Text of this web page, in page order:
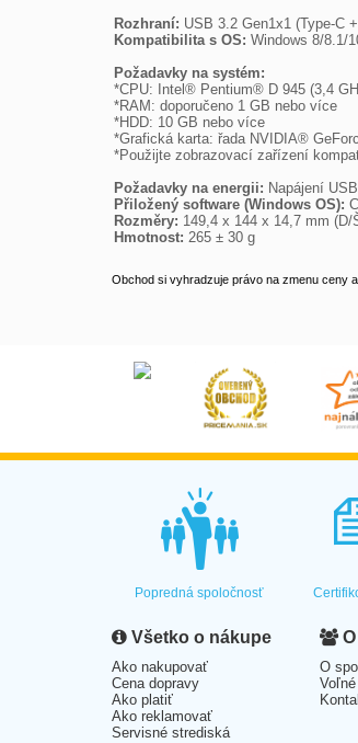
Rozhraní:
Kompatibilita s OS: Windows 8/8.1/
Požadavky na systém:
*CPU: Intel® Pentium® D 945 (3,4
*RAM: doporučeno 1 GB nebo více
*HDD: 10 GB nebo více
*Grafická karta: řada NVIDIA®
*Použijte zobrazovací zařízení
Požadavky na energii:
Přiložený software (Windows OS):
Rozměry:
Hmotnost: 265 ± 30 g
Obchod si vyhradzuje právo na zmenu ceny
Popredná spoločnosť
Všetko o nákupe
Ako nakupovať
Cena dopravy
Ako platiť
Ako reklamovať
Servisné strediská
O